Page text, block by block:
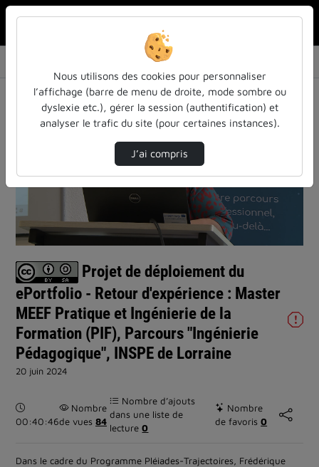
Projet de déploiement du ePortfolio - Retour…
Lire
la
vidéo
Projet de déploiement du
ePortfolio - Retour d'expérience : Master
MEEF Pratique et Ingénierie de la
Formation (PIF), Parcours "Ingénierie
Pédagogique", INSPE de Lorraine
20 juin 2024
Durée :
00:40:46
Nombre
de vues 84
Nombre d’ajouts
dans une liste de
lecture0
Nombre
de favoris0
Dans le cadre du Programme Pléiades-Trajectoires, Frédérique
Nous utilisons des cookies pour personnaliser
l’affichage (barre de menu de droite, mode sombre ou
dyslexie etc.), gérer la session (authentification) et
analyser le trafic du site (pour certaines instances).
J’ai compris